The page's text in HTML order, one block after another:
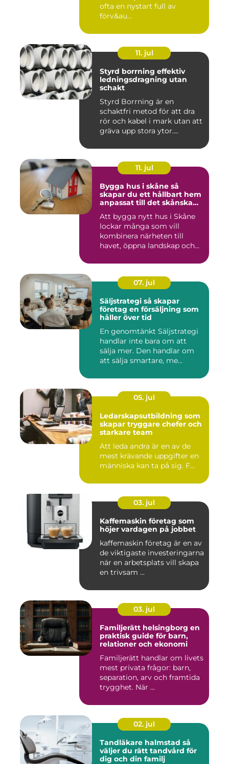
ofta en nystart full av
förv&au...
11. jul
Styrd borrning effektiv
ledningsdragning utan
schakt
Styrd Borrning är en
schaktfri metod för att dra
rör och kabel i mark utan att
gräva upp stora ytor....
11. jul
Bygga hus i skåne så
skapar du ett hållbart hem
anpassat till det skånska
Att bygga nytt hus i Skåne
lockar många som vill
kombinera närheten till
havet, öppna landskap och
07. jul
Säljstrategi så skapar
företag en försäljning som
håller över tid
En genomtänkt Säljstrategi
handlar inte bara om att
sälja mer. Den handlar om
att sälja smartare, me...
05. jul
Ledarskapsutbildning som
skapar tryggare chefer och
starkare team
Att leda andra är en av de
mest krävande uppgifter en
människa kan ta på sig. F...
03. jul
Kaffemaskin företag som
höjer vardagen på jobbet
kaffemaskin företag är en av
de viktigaste investeringarna
när en arbetsplats vill skapa
en trivsam ...
03. jul
Familjerätt helsingborg en
praktisk guide för barn,
relationer och ekonomi
Familjerätt handlar om livets
mest privata frågor: barn,
separation, arv och framtida
trygghet. När ...
02. jul
Tandläkare halmstad så
väljer du rätt tandvård för
dig och din familj